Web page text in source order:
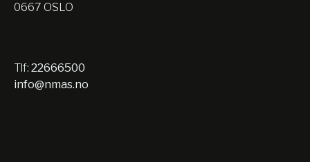
0667 OSLO
Tlf: 22666500
info@nmas.no